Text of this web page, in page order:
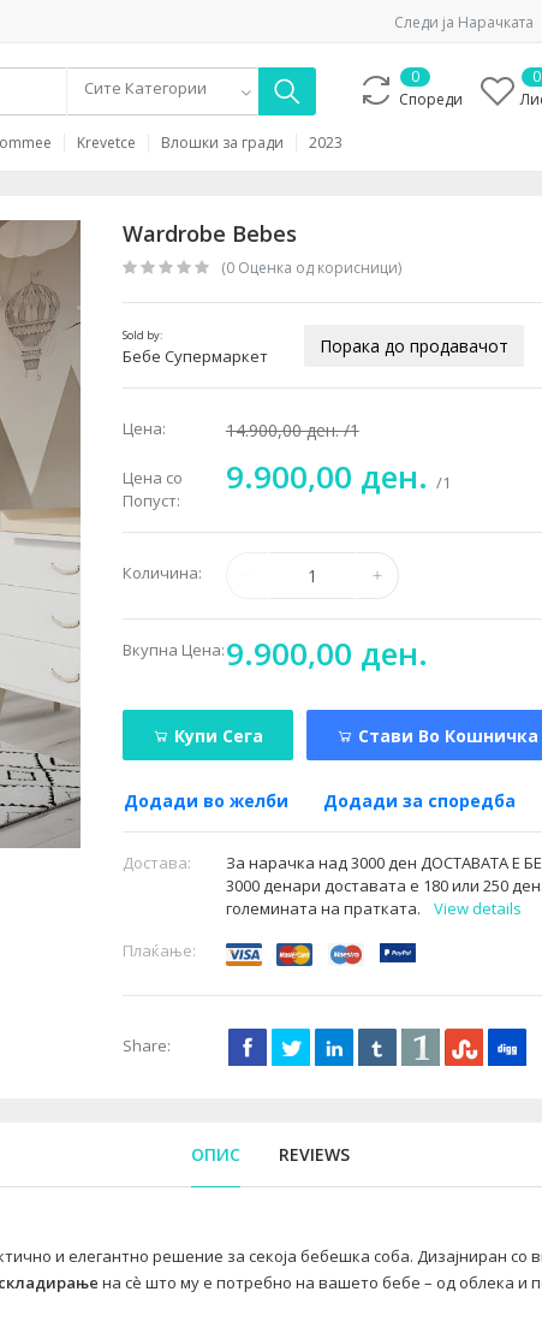
Следи ја Нарачката
Сите Категории
Спореди
0
0
Krevetce Влошки за гради 2023
Wardrobe Bebes
(0 Oценка од корисници)
Sold by:
Бебе Супермаркет Порака до продавачот
Цена: 14.900,00 ден./1
Цена со
Попуст:
9.900,00 ден. /1
Количина:
Вкупна Цена:9.900,00 ден.
Купи Сега Стави Во Кошничка
Додади во желби Додади за споредба
Достава:
За нарачка над 3000 ден ДОСТАВАТА Е
3000 денари доставата е 180 или 250
големината на пратката.
View details
Плаќање:
Share:
ОПИС REVIEWS
и елегантно решение за секоја бебешка соба. Дизајниран со
на сè што му е потребно на вашето бебе – од облека и